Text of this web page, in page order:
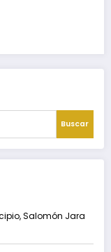
Buscar
Salomón Jara